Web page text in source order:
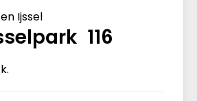
Ijssel
116